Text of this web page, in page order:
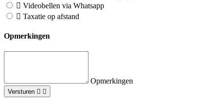
Videobellen via Whatsapp
Taxatie op afstand
Opmerkingen
Opmerkingen
Versturen